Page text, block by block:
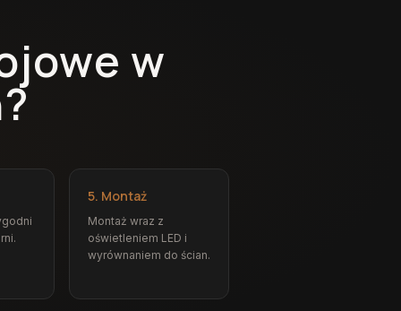
w
5. Montaż
Montaż wraz z
oświetleniem LED i
wyrównaniem do ścian.